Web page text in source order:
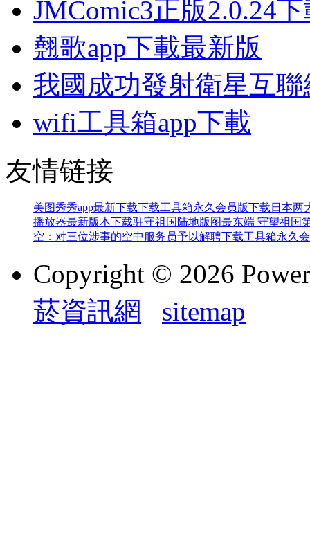
JMComic3正版2.0.24
翹歌app下載最新版
我國成功發射衛星互
wifi工具箱app下載
友情链接
美图秀秀app最新下载下载工具箱永久会员版下载 日本两
播放器最新版本下载驻守祖国陆地版图最东端 守望祖国
空：对三位涉事的空中服务员予以解聘下载工具箱永久
Copyright © 2026
菸資訊網
sitemap